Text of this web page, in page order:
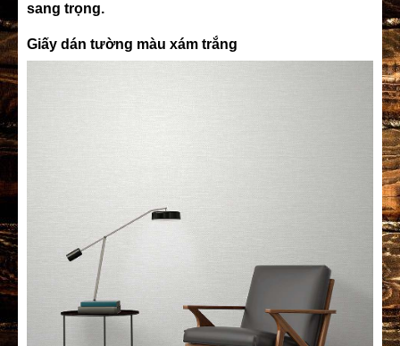
sang trọng.
Giấy dán tường màu xám trắng